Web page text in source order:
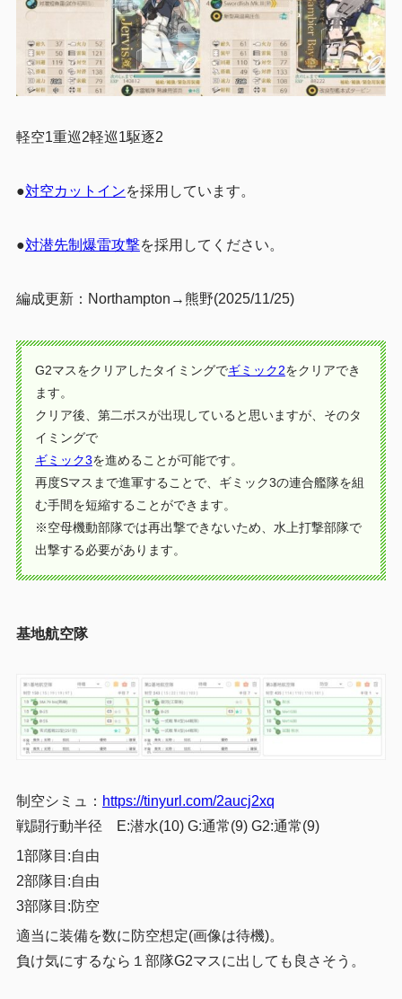
軽空1重巡2軽巡1駆逐2
●対空カットインを採用しています。
●対潜先制爆雷攻撃を採用してください。
編成更新：Northampton→熊野(2025/11/25)
G2マスをクリアしたタイミングでギミック2をクリアでき
ます。
クリア後、第二ボスが出現していると思いますが、そのタ
イミングで
ギミック3を進めることが可能です。
再度Sマスまで進軍することで、ギミック3の連合艦隊を組
む手間を短縮することができます。
※空母機動部隊では再出撃できないため、水上打撃部隊で
出撃する必要があります。
基地航空隊
制空シミュ： https://tinyurl.com/2aucj2xq
戦闘行動半径 E:潜水(10) G:通常(9) G2:通常(9)
1部隊目:自由
2部隊目:自由
3部隊目:防空
適当に装備を数に防空想定(画像は待機)。
負け気にするなら１部隊G2マスに出しても良さそう。